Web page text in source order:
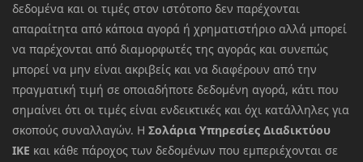
δεδομένα και οι τιμές στον ιστότοπο δεν παρέχονται
απαραίτητα από κάποια αγορά ή χρηματιστήριο αλλά μπορεί
να παρέχονται από διαμορφωτές της αγοράς και συνεπώς
μπορεί να μην είναι ακριβείς και να διαφέρουν από την
πραγματική τιμή σε οποιαδήποτε δεδομένη αγορά, κάτι που
σημαίνει ότι οι τιμές είναι ενδεικτικές και όχι κατάλληλες για
σκοπούς συναλλαγών. Η Σολάρια Υπηρεσίες Διαδικτύου
ΙΚΕ και κάθε πάροχος των δεδομένων που εμπεριέχονται σε